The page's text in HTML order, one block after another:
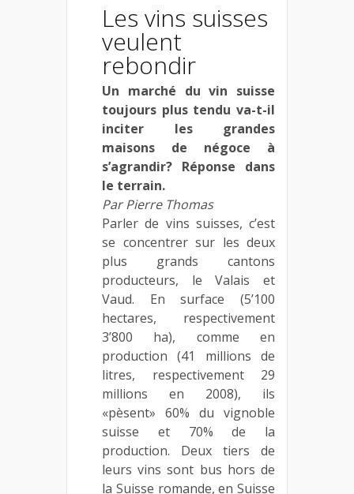
Les vins suisses
veulent
rebondir
Un marché du vin suisse
toujours plus tendu va-t-il
inciter les grandes
maisons de négoce à
s’agrandir? Réponse dans
le terrain.
Par Pierre Thomas
Parler de vins suisses, c’est
se concentrer sur les deux
plus grands cantons
producteurs, le Valais et
Vaud. En surface (5’100
hectares, respectivement
3’800 ha), comme en
production (41 millions de
litres, respectivement 29
millions en 2008), ils
«pèsent» 60% du vignoble
suisse et 70% de la
production. Deux tiers de
leurs vins sont bus hors de
la Suisse romande, en Suisse